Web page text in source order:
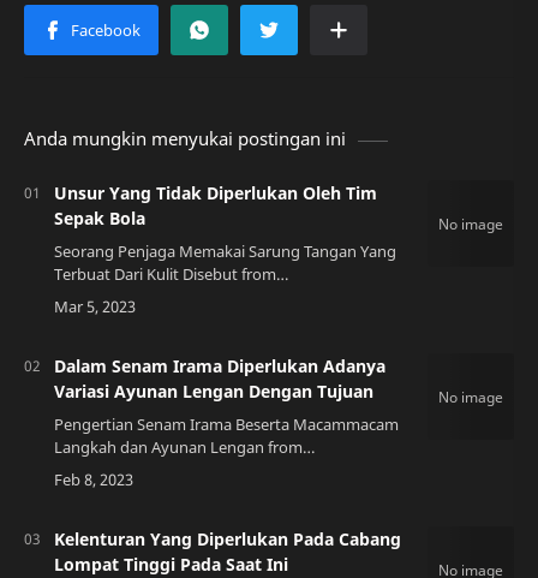
Anda mungkin menyukai postingan ini
Unsur Yang Tidak Diperlukan Oleh Tim
Sepak Bola
Seorang Penjaga Memakai Sarung Tangan Yang
Terbuat Dari Kulit Disebut from
www.guruhonorer.my.idPendahuluan Dalam
sepak bola, setiap pemain dan tim harus
Dalam Senam Irama Diperlukan Adanya
Variasi Ayunan Lengan Dengan Tujuan
Pengertian Senam Irama Beserta Macammacam
Langkah dan Ayunan Lengan from
www.ilmuips.my.idPengenalan Senam irama
adalah salah satu jenis senam yang dilakukan
Kelenturan Yang Diperlukan Pada Cabang
Lompat Tinggi Pada Saat Ini